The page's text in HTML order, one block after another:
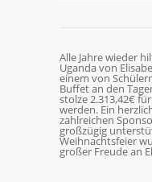
Alle Jahre wieder
Uganda von
einem von
Buffet an den
stolze 2.313,42€
werden. Ein
zahlreichen
großzügig
Weihnachtsfeier
großer Freude an